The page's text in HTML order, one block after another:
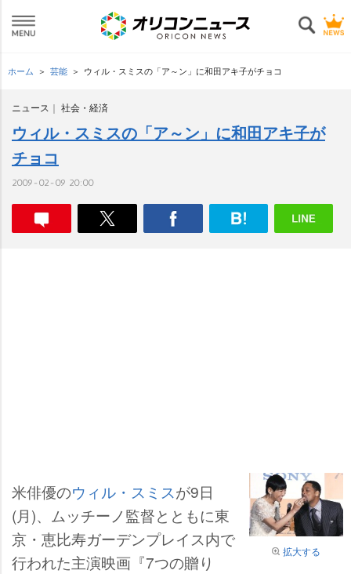
ホーム 芸能 ウィル・スミスの「ア～ン」に和田アキ子がチョコ
ニュース 社会・経済
ウィル・スミスの「ア～ン」に和田アキ子が
チョコ
2009-02-09 20:00
拡大する
米俳優のウィル・スミスが9日
(月)、ムッチーノ監督とともに東
京・恵比寿ガーデンプレイス内で
行われた主演映画『7つの贈り